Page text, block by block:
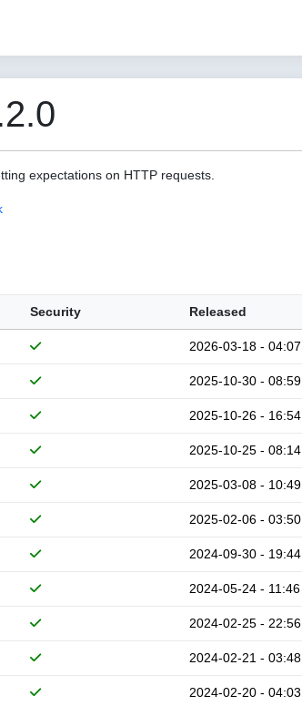
expectations on HTTP requests.
Security Released
2026-03-18 - 04:07
2025-10-30 - 08:59
2025-10-26 - 16:54
2025-10-25 - 08:14
2025-03-08 - 10:49
2025-02-06 - 03:50
2024-09-30 - 19:44
2024-05-24 - 11:46
2024-02-25 - 22:56
2024-02-21 - 03:48
2024-02-20 - 04:03